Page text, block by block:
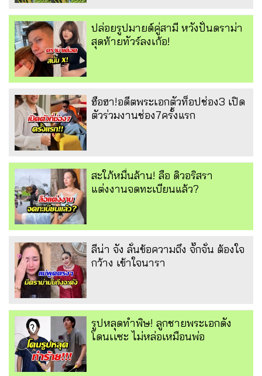
ปล่อยรูปมายด์คู่สามี หวังปั่นดราม่า
สุดท้ายทัวร์ลงเก้อ!
ฮือฮา!อดีตพระเอกตัวท็อปช่อง3 เปิด
ตัวร่วมงานช่อง7ครั้งแรก
สะใภ้หมื่นล้าน! ลือ ดิวอริสรา
แต่งงานจดทะเบียนแล้ว?
ลีน่า จัง ลั่นข้อความถึง จั๊กจั่น ต้องใจ
กว้าง เข้าใจนารา
รูปหลุดทำพิษ! ลูกชายพระเอกดัง
โดนเเซะ ไม่หล่อเหมือนพ่อ